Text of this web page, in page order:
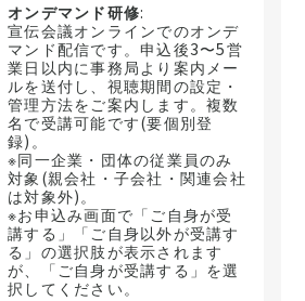
オンデマンド研修:
宣伝会議オンラインでのオンデ
マンド配信です。申込後3〜5営
業日以内に事務局より案内メー
ルを送付し、視聴期間の設定・
管理方法をご案内します。複数
名で受講可能です(要個別登
録)。
※同一企業・団体の従業員のみ
対象(親会社・子会社・関連会社
は対象外)。
※お申込み画面で「ご自身が受
講する」「ご自身以外が受講す
る」の選択肢が表示されます
が、「ご自身が受講する」を選
択してください。